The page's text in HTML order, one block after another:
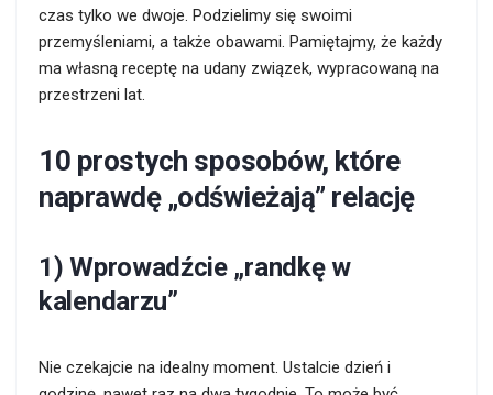
czas tylko we dwoje. Podzielimy się swoimi
przemyśleniami, a także obawami. Pamiętajmy, że każdy
ma własną receptę na udany związek, wypracowaną na
przestrzeni lat.
10 prostych sposobów, które
naprawdę „odświeżają” relację
1) Wprowadźcie „randkę w
kalendarzu”
Nie czekajcie na idealny moment. Ustalcie dzień i